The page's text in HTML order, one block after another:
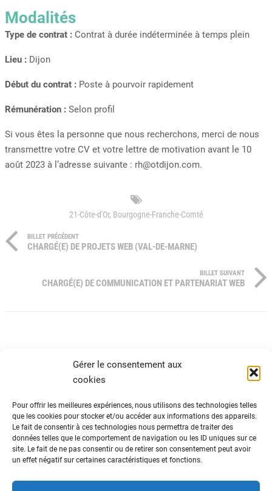
Gérer le consentement aux
cookies
Pour offrir les meilleures expériences, nous utilisons des technologies telles
que les cookies pour stocker et/ou accéder aux informations des appareils.
Le fait de consentir à ces technologies nous permettra de traiter des
données telles que le comportement de navigation ou les ID uniques sur ce
site. Le fait de ne pas consentir ou de retirer son consentement peut avoir
un effet négatif sur certaines caractéristiques et fonctions.
Modalités
Type de contrat : Contrat à durée indéterminée à temps plein
Lieu : Dijon
Début du contrat : Poste à pourvoir rapidement
Rémunération : Selon profil
Si vous êtes la personne que nous recherchons, merci de nous
transmettre votre CV et votre lettre de motivation avant le 10
août 2023 à l’adresse suivante : rh@otdijon.com.
21-Côte-d'Or, Bourgogne-Franche-Comté
BILLET PRÉCÉDENT
CHARGÉ(E) DE PROJETS WEB (VAL-DE-MARNE)
BILLET SUIVANT
CHARGÉ(E) DE COMMUNICATION ET PARTENARIAT WEB
ADN Tourisme
Fédération nationale des organismes
institutionnels de tourisme